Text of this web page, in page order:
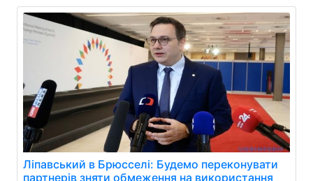
Ліпавський в Брюсселі: Будемо переконувати
партнерів зняти обмеження на використання